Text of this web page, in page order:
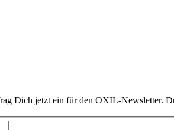
Dich jetzt ein für den OXIL-Newsletter.